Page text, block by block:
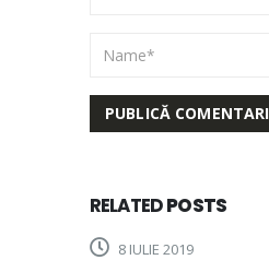
RELATEDPOSTS
8 IULIE 2019